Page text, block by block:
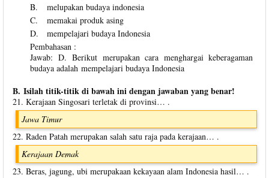
B.
melupakan budaya indonesia
C.
memakai produk asing
D.
mempelajari budaya Indonesia
Pembahasan :
Jawab: D. Berikut merupakan cara menghargai keberagaman
budaya adalah mempelajari budaya Indonesia
B. Isilah titik-titik di bawah ini dengan jawaban yang benar!
21. Kerajaan Singosari terletak di provinsi… .
Jawa Timur
22. Raden Patah merupakan salah satu raja pada kerajaan… .
Kerajaan Demak
23. Beras, jagung, ubi merupakaan kekayaan alam Indonesia hasil… .